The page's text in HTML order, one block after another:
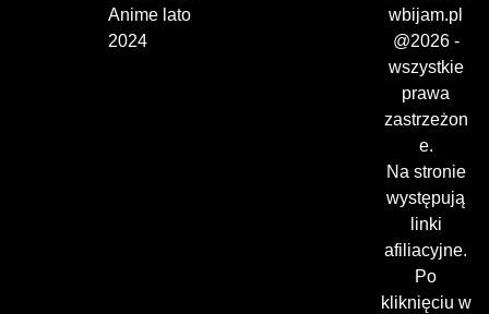
Anime lato
2024
wbijam.pl
@2026 -
wszystkie
prawa
zastrzeżon
e.
Na stronie
występują
linki
afiliacyjne.
Po
kliknięciu w